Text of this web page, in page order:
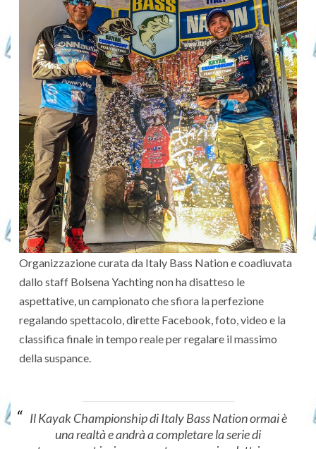
Organizzazione curata da Italy Bass Nation e coadiuvata
dallo staff Bolsena Yachting non ha disatteso le
aspettative, un campionato che sfiora la perfezione
regalando spettacolo, dirette Facebook, foto, video e la
classifica finale in tempo reale per regalare il massimo
della suspance.
Il Kayak Championship di Italy Bass Nation ormai è
una realtà e andrà a completare la serie di